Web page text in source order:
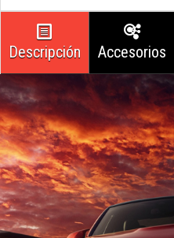
Descripción Accesorios